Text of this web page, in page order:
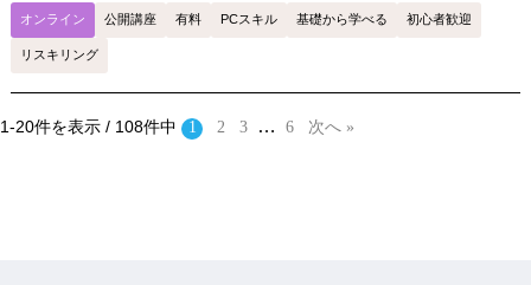
オンライン 公開講座 有料 PCスキル 基礎から学べる 初心者歓迎
リスキリング
1-20件を表示 / 108件中 1 2 3 … 6 次へ »